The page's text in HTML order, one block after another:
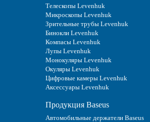
Телескопы Levenhuk
Микроскопы Levenhuk
Зрительные трубы Levenhuk
Бинокли Levenhuk
Компасы Levenhuk
Лупы Levenhuk
Монокуляры Levenhuk
Окуляры Levenhuk
Цифровые камеры Levenhuk
Аксессуары Levenhuk
Продукция Baseus
Автомобильные держатели Baseus